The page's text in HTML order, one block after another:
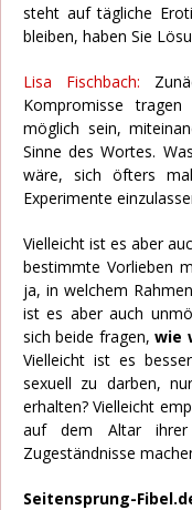
steht auf tägliche
bleiben, haben Sie
Lisa Fischbach:
Kompromisse
möglich sein,
Sinne des Wortes.
wäre, sich öfters
Experimente
Vielleicht ist es aber
bestimmte Vorlieben
ja, in welchem
ist es aber auch
sich beide fragen,wie
Vielleicht ist es
sexuell zu darben,
erhalten? Vielleicht
auf dem Altar ihrer
Zugeständnisse
Seitensprung-